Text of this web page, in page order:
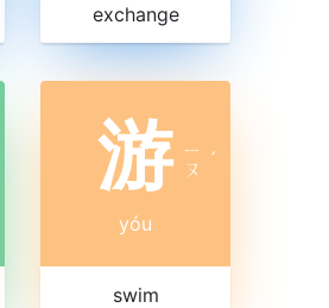
exchange
游 ㄧ
ㄡ ˊ
yóu
swim